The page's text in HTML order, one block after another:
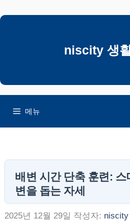
텐
뛰
niscity 생
메뉴
배변 시간 단축 훈련: 스
변을 돕는 자세
2025년 12월 29일 작성자: niscity